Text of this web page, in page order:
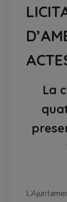
La